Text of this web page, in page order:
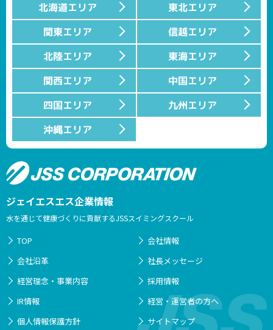
北海道エリア
東北エリア
関東エリア
信越エリア
北陸エリア
東海エリア
関西エリア
中国エリア
四国エリア
九州エリア
沖縄エリア
ジェイエスエス企業情報
水を通じて健康づくりに貢献するJSSスイミングスクール
TOP
会社情報
会社沿革
社長メッセージ
経営理念・事業内容
採用情報
IR情報
経営・運営者の方へ
個人情報保護方針
サイトマップ